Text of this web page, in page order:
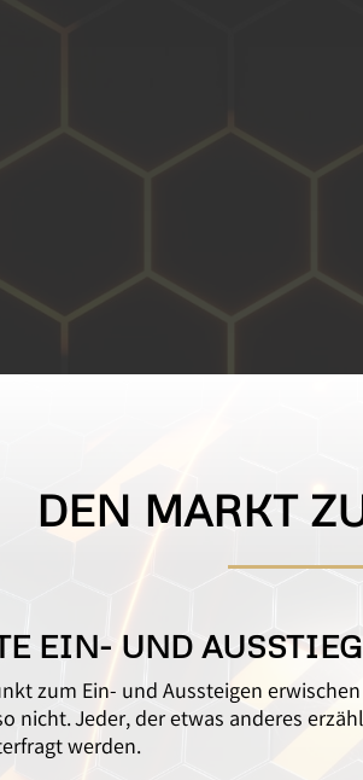
DEN MARKT
EIN- UND
zum Ein- und Aussteigen
nicht. Jeder, der etwas anderes
werden.